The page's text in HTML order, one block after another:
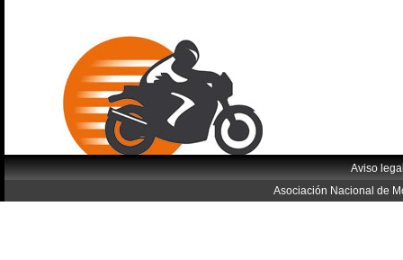
Aviso
Asociación Nacional de